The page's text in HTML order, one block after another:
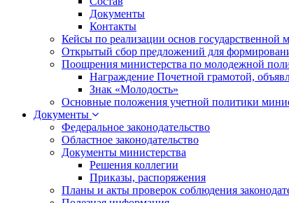
Документы
Контакты
Кейсы по реализации основ государственной
Открытый сбор предложений для
Поощрения министерства по молодежной
Награждение Почетной грамотой,
Знак «Молодость»
Основные положения учетной политики
Документы
Федеральное законодательство
Областное законодательство
Документы министерства
Решения коллегии
Приказы, распоряжения
Планы и акты проверок соблюдения